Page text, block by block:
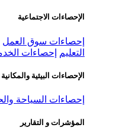
الإحصاءات الاجتماعية
إحصاءات سوق العمل
التعليم
إحصاءات
الإحصاءات البيئية والمكانية
إحصاءات السياحة
المؤشرات و التقارير